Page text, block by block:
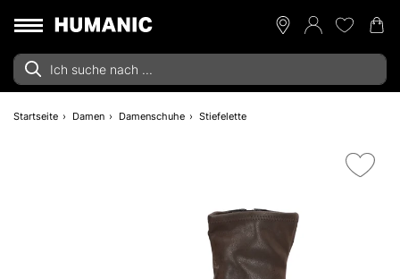
Startseite Damen Damenschuhe Stiefelette